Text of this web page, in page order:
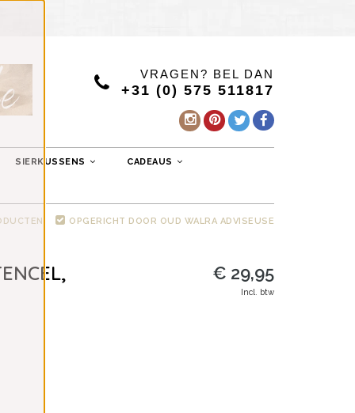
VRAGEN? BEL DAN
+31 (0) 575 511817
SIERKUSSENS CADEAUS
OPGERICHT DOOR OUD WALRA ADVISEUSE
€ 29,95
Incl. btw